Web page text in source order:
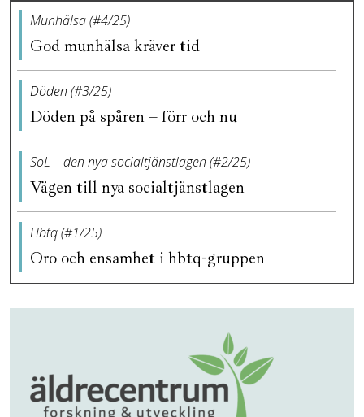
Munhälsa (#4/25)
God munhälsa kräver tid
Döden (#3/25)
Döden på spåren – förr och nu
SoL – den nya socialtjänstlagen (#2/25)
Vägen till nya socialtjänstlagen
Hbtq (#1/25)
Oro och ensamhet i hbtq-gruppen